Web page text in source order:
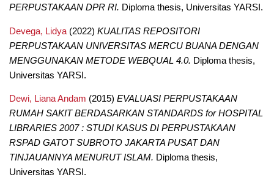
PERPUSTAKAAN DPR RI. Diploma thesis, Universitas YARSI.
Devega, Lidya(2022) KUALITAS REPOSITORI
PERPUSTAKAAN UNIVERSITAS MERCU BUANA DENGAN
MENGGUNAKAN METODE WEBQUAL 4.0. Diploma thesis,
Universitas YARSI.
Dewi, Liana Andam (2015) EVALUASI PERPUSTAKAAN
RUMAH SAKIT BERDASARKAN STANDARDS for HOSPITAL
LIBRARIES 2007 : STUDI KASUS DI PERPUSTAKAAN
RSPAD GATOT SUBROTO JAKARTA PUSAT DAN
TINJAUANNYA MENURUT ISLAM. Diploma thesis,
Universitas YARSI.